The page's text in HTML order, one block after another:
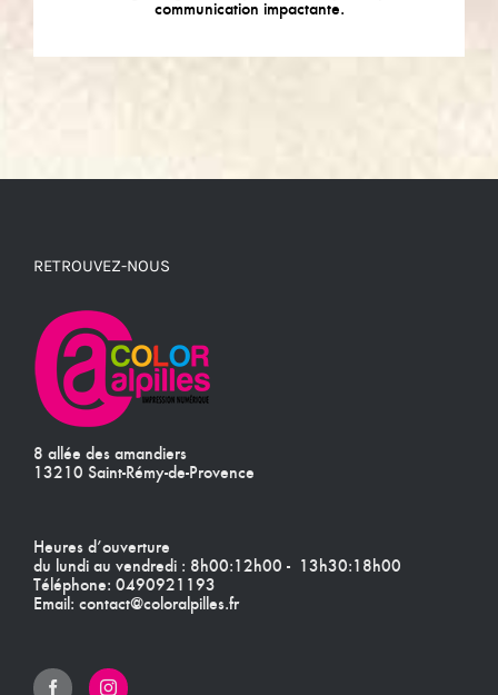
communication impactante.
RETROUVEZ-NOUS
8 allée des amandiers
13210 Saint-Rémy-de-Provence
Heures d’ouverture
du lundi au vendredi : 8h00:12h00 - 13h30:18h00
Téléphone: 0490921193
Email: contact@coloralpilles.fr